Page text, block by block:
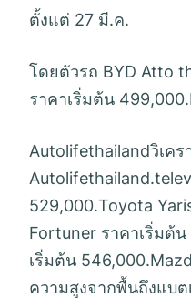
ตั้งแต่ 27 มี.ค.
โดยตัวรถ BYD Atto
ราคาเริ่มต้น
Autolifethailandวิเค
529,000.Toyota
Fortuner ราคาเริ่มต้
เริ่มต้น
ความสูงจากพื้นถึงแบ